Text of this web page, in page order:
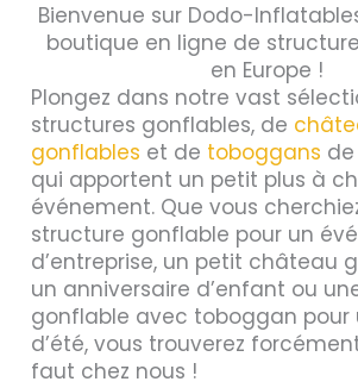
Bienvenue sur Dodo-
boutique en ligne de
en Europe !
Plongez dans notre vast
structures gonflables, de
gonflables et de toboggans
qui apportent un petit plus à
événement. Que vous
structure gonflable pour un
d’entreprise, un petit château
un anniversaire d’enfant ou
gonflable avec toboggan pour
d’été, vous trouverez
faut chez nous !